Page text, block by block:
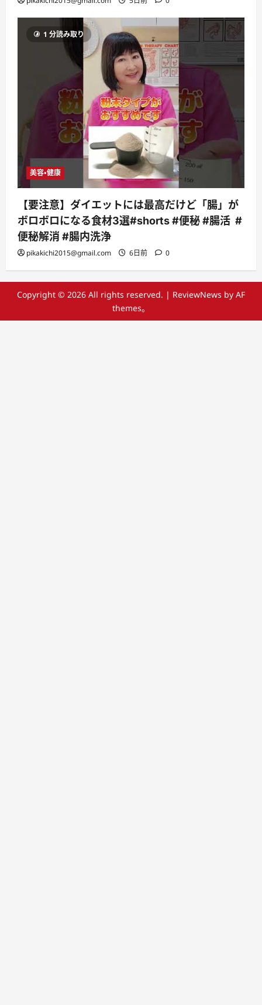
1 分読み取り
美容・健康
【要注意】ダイエットには最高だけど「腸」が
ボロボロになる食材3選#shorts #便秘 #腸活 #
便秘解消 #腸内洗浄
pikakichi2015@gmail.com 6日前 0
Copyright © 2026 All rights reserved. | ReviewNews by AF
themes。